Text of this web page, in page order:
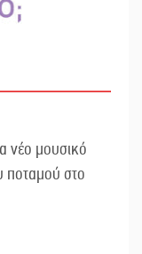
νέο μουσικό
ποταμού στο